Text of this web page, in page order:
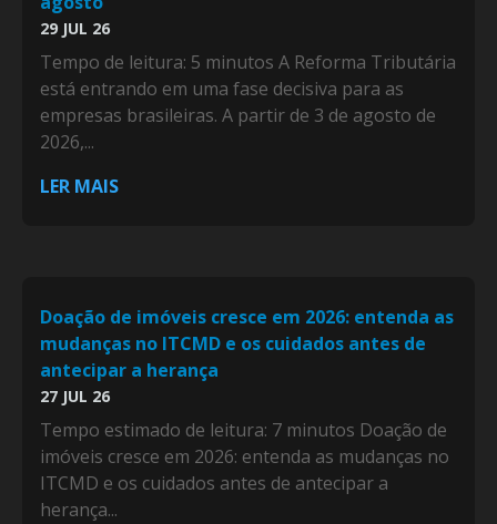
29 JUL 26
Tempo de leitura: 5 minutos A Reforma Tributária
está entrando em uma fase decisiva para as
empresas brasileiras. A partir de 3 de agosto de
2026,...
LER MAIS
Doação de imóveis cresce em 2026: entenda as
mudanças no ITCMD e os cuidados antes de
antecipar a herança
27 JUL 26
Tempo estimado de leitura: 7 minutos Doação de
imóveis cresce em 2026: entenda as mudanças no
ITCMD e os cuidados antes de antecipar a
herança...